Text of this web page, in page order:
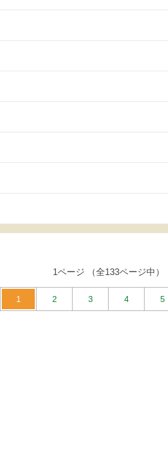
1ページ （全133ページ中）
1 2 3 4 5